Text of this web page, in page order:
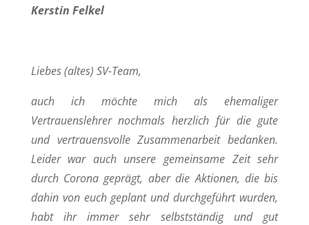
Kerstin Felkel
Liebes (altes) SV-Team,
auch ich möchte mich als ehemaliger
Vertrauenslehrer nochmals herzlich für die gute
und vertrauensvolle Zusammenarbeit bedanken.
Leider war auch unsere gemeinsame Zeit sehr
durch Corona geprägt, aber die Aktionen, die bis
dahin von euch geplant und durchgeführt wurden,
habt ihr immer sehr selbstständig und gut